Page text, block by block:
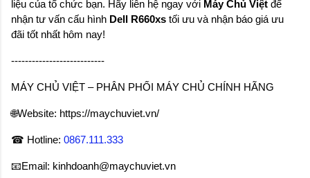
liệu của tổ chức bạn. Hãy liên hệ ngay với Máy Chủ Việt để
nhận tư vấn cấu hình Dell R660xs tối ưu và nhận báo giá ưu
đãi tốt nhất hôm nay!
---------------------------
MÁY CHỦ VIỆT – PHÂN PHỐI MÁY CHỦ CHÍNH HÃNG
🌐Website: https://maychuviet.vn/
☎ Hotline: 0867.111.333
📧Email: kinhdoanh@maychuviet.vn